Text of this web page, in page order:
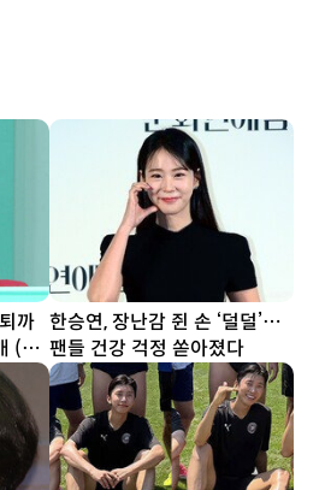
까
(전
한승연, 장난감 쥔 손 ‘덜덜’…
팬들 건강 걱정 쏟아졌다